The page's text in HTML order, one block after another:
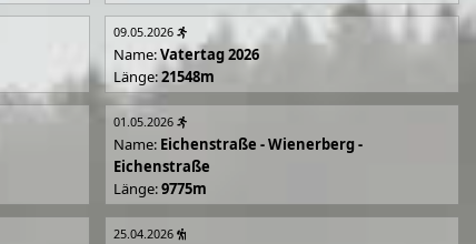
09.05.2026
Name:Vatertag 2026
Länge:21548m
01.05.2026
Name: Eichenstraße - Wienerberg -
Eichenstraße
Länge:9775m
25.04.2026